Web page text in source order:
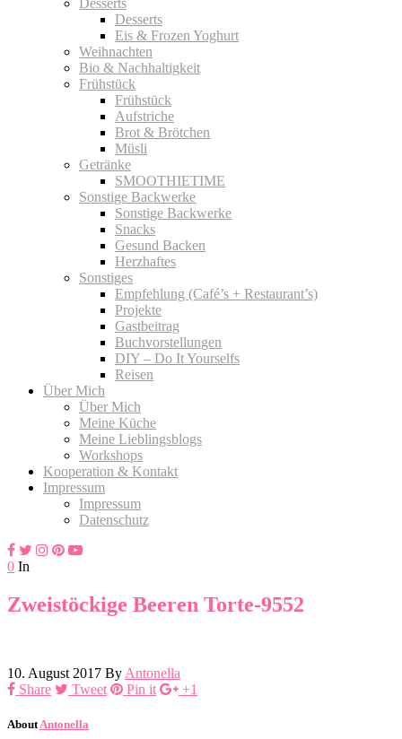
Desserts
Eis & Frozen Yoghurt
Weihnachten
Bio & Nachhaltigkeit
Frühstück
Frühstück
Aufstriche
Brot & Brötchen
Müsli
Getränke
SMOOTHIETIME
Sonstige Backwerke
Sonstige Backwerke
Snacks
Gesund Backen
Herzhaftes
Sonstiges
Empfehlung (Café’s + Restaurant’s)
Projekte
Gastbeitrag
Buchvorstellungen
DIY – Do It Yourselfs
Reisen
Über Mich
Über Mich
Meine Küche
Meine Lieblingsblogs
Workshops
Kooperation & Kontakt
Impressum
Impressum
Datenschutz
0 In
Zweistöckige Beeren Torte-9552
10. August 2017 By Antonella
Share
Tweet Pin it +1
About Antonella